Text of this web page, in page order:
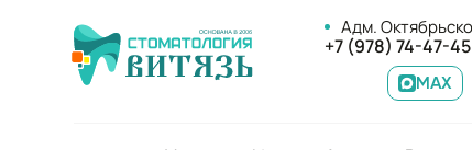
Адм.
+7 (978) 74-47-
MAX